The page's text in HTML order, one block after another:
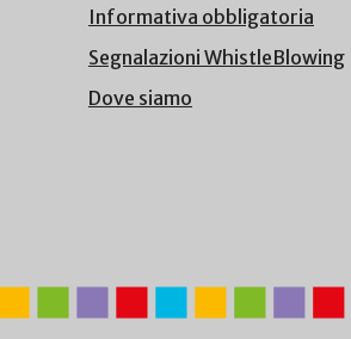
Informativa obbligatoria
Segnalazioni WhistleBlowing
Dove siamo